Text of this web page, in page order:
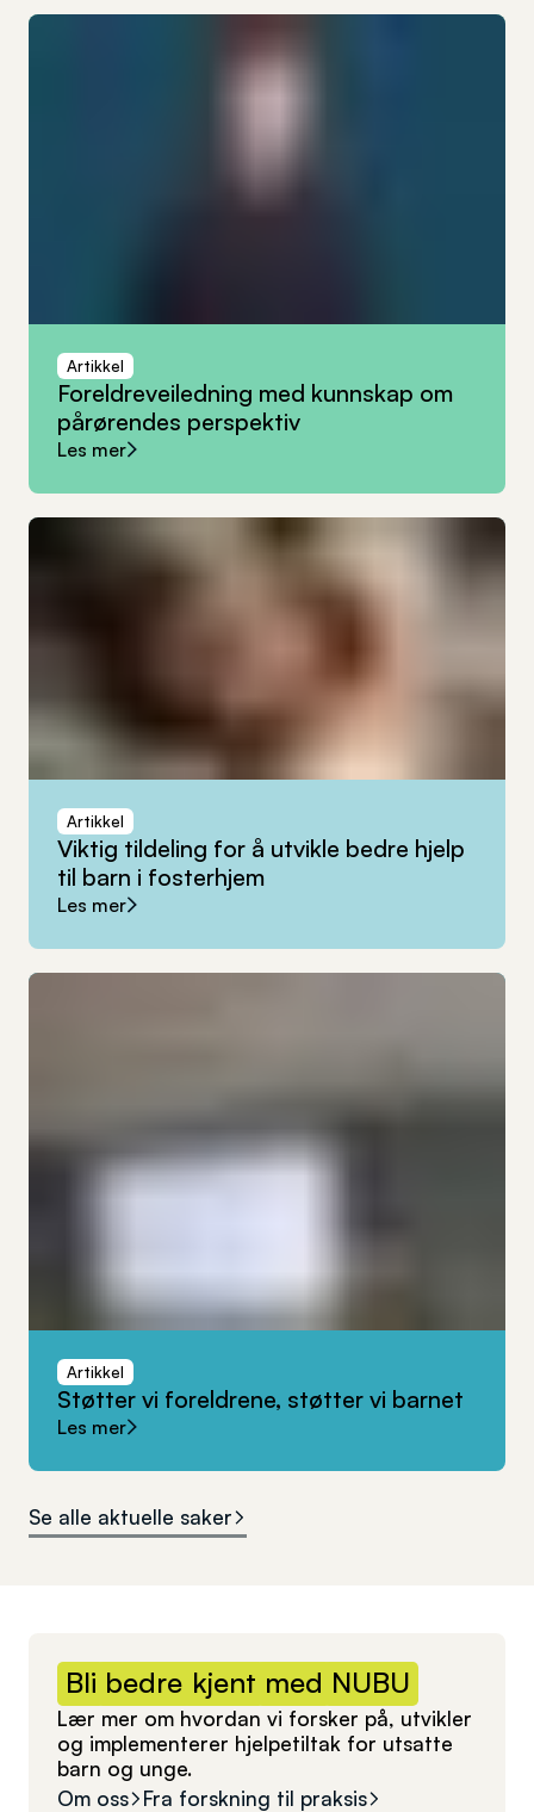
Artikkel
Foreldreveiledning med kunnskap om
pårørendes perspektiv
Les mer
Artikkel
Viktig tildeling for å utvikle bedre hjelp
til barn i fosterhjem
Les mer
Artikkel
Støtter vi foreldrene, støtter vi barnet
Les mer
Se alle aktuelle saker
Bli bedre kjent med NUBU
Lær mer om hvordan vi forsker på, utvikler
og implementerer hjelpetiltak for utsatte
barn og unge.
Om oss
Fra forskning til praksis